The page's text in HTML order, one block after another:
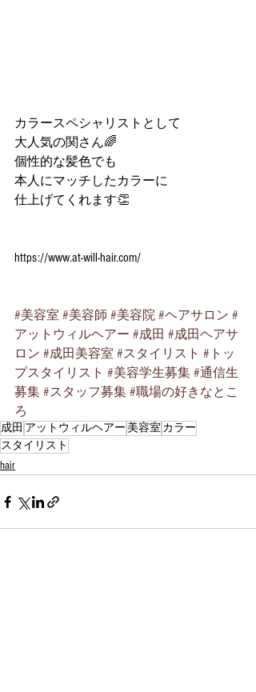
カラースペシャリストとして
大人気の関さん🌈
個性的な髪色でも
本人にマッチしたカラーに
仕上げてくれます👏
https://www.at-will-hair.com/
#美容室 #美容師 #美容院 #ヘアサロン #
アットウィルヘアー #成田 #成田ヘアサ
ロン #成田美容室 #スタイリスト #トッ
プスタイリスト #美容学生募集 #通信生
募集 #スタッフ募集 #職場の好きなとこ
ろ
成田 アットウィルヘアー 美容室 カラー
スタイリスト
hair